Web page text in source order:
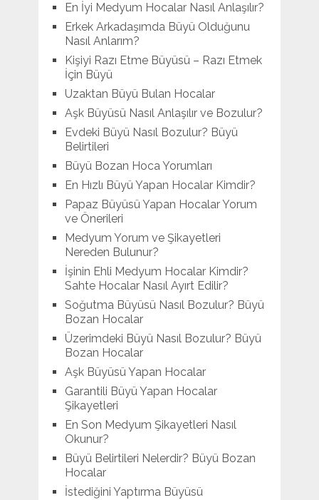
En İyi Medyum Hocalar Nasıl Anlaşılır?
Erkek Arkadaşımda Büyü Olduğunu
Nasıl Anlarım?
Kişiyi Razı Etme Büyüsü – Razı Etmek
İçin Büyü
Uzaktan Büyü Bulan Hocalar
Aşk Büyüsü Nasıl Anlaşılır ve Bozulur?
Evdeki Büyü Nasıl Bozulur? Büyü
Belirtileri
Büyü Bozan Hoca Yorumları
En Hızlı Büyü Yapan Hocalar Kimdir?
Papaz Büyüsü Yapan Hocalar Yorum
ve Önerileri
Medyum Yorum ve Şikayetleri
Nereden Bulunur?
İşinin Ehli Medyum Hocalar Kimdir?
Sahte Hocalar Nasıl Ayırt Edilir?
Soğutma Büyüsü Nasıl Bozulur? Büyü
Bozan Hocalar
Üzerimdeki Büyü Nasıl Bozulur? Büyü
Bozan Hocalar
Aşk Büyüsü Yapan Hocalar
Garantili Büyü Yapan Hocalar
Şikayetleri
En Son Medyum Şikayetleri Nasıl
Okunur?
Büyü Belirtileri Nelerdir? Büyü Bozan
Hocalar
İstediğini Yaptırma Büyüsü